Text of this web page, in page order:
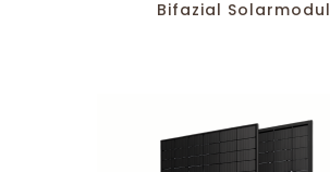
Bifazial Solarmodul